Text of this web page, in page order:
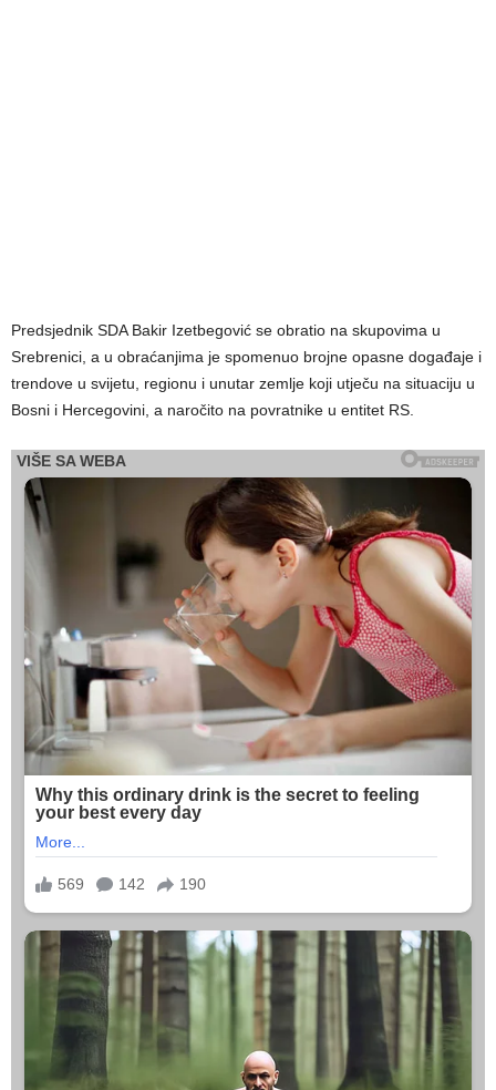
Predsjednik SDA Bakir Izetbegović se obratio na skupovima u
Srebrenici, a u obraćanjima je spomenuo brojne opasne događaje i
trendove u svijetu, regionu i unutar zemlje koji utječu na situaciju u
Bosni i Hercegovini, a naročito na povratnike u entitet RS.